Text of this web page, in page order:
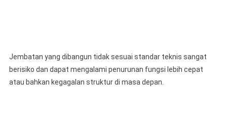
Jembatan yang dibangun tidak sesuai standar teknis sangat
berisiko dan dapat mengalami penurunan fungsi lebih cepat
atau bahkan kegagalan struktur di masa depan.